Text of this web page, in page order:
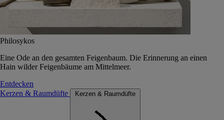
Philosykos
Eine Ode an den gesamten Feigenbaum. Die Erinnerung an einen
Hain wilder Feigenbäume am Mittelmeer.
Entdecken
Kerzen & Raumdüfte
Kerzen & Raumdüfte